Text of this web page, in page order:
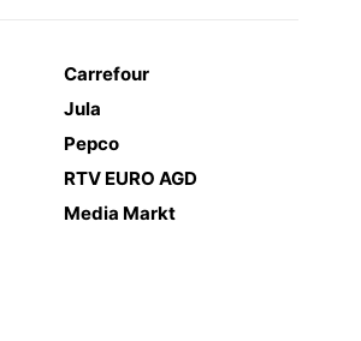
Carrefour
Jula
Pepco
RTV EURO AGD
Media Markt